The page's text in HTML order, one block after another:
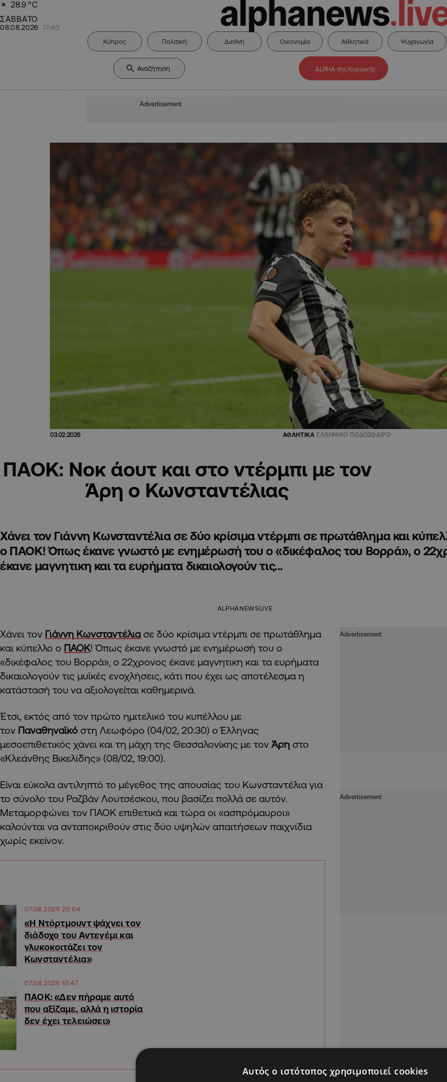
28.9 °C
ΣΑΒΒΑΤΟ
08.08.2026 17:40
Κύπρος Πολιτική Διεθνή Οικονομία Αθλητικά Ψυχαγωγία
ALPHA της Κυριακής
Advertisement
03.02.2026 ΑΘΛΗΤΙΚΑ ΕΛΛΗΝΙΚΟ ΠΟΔΟΣΦΑΙΡΟ
ΠΑΟΚ: Νοκ άουτ και στο ντέρμπι με τον
Άρη ο Κωνσταντέλιας
Χάνει τον Γιάννη Κωνσταντέλια σε δύο κρίσιμα ντέρμπι σε πρωτάθλημα και
ο ΠΑΟΚ! Όπως έκανε γνωστό με ενημέρωσή του ο «δικέφαλος του Βορρά», ο
έκανε μαγνητικη και τα ευρήματα δικαιολογούν τις...
ALPHANEWSLIVE
Χάνει τον Γιάννη Κωνσταντέλιασε δύο κρίσιμα ντέρμπι σε πρωτάθλημα
και κύπελλο ο ΠΑΟΚ! Όπως έκανε γνωστό με ενημέρωσή του ο
«δικέφαλος του Βορρά», ο 22χρονος έκανε μαγνητικη και τα ευρήματα
δικαιολογούν τις μυϊκές ενοχλήσεις, κάτι που έχει ως αποτέλεσμα η
κατάστασή του να αξιολογείται καθημερινά.
Έτσι, εκτός από τον πρώτο ημιτελικό του κυπέλλου με
τον Παναθηναϊκό στη Λεωφόρο (04/02, 20:30) ο Έλληνας
μεσοεπιθετικός χάνει και τη μάχη της Θεσσαλονίκης με τον Άρη στο
«Κλεάνθης Βικελίδης» (08/02, 19:00).
Είναι εύκολα αντιληπτό το μέγεθος της απουσίας του Κωνσταντέλια για
το σύνολο του Ραζβάν Λουτσέσκου, που βασίζει πολλά σε αυτόν.
Μεταμορφώνει τον ΠΑΟΚ επιθετικά και τώρα οι «ασπρόμαυροι»
καλούνται να ανταποκριθούν στις δύο υψηλών απαιτήσεων παιχνίδια
χωρίς εκείνον.
07.08.2026 20:04
«Η Ντόρτμουντ ψάχνει τον
διάδοχο του Αντεγέμι και
γλυκοκοιτάζει τον
Κωνσταντέλια»
07.08.2026 10:47
ΠΑΟΚ: «Δεν πήραμε αυτό
που αξίζαμε, αλλά η ιστορία
δεν έχει τελειώσει»
Αυτός ο ιστότοπος χρησιμοποιεί cookies